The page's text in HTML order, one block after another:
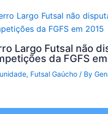
Largo Futsal não
da FGFS
, Futsal Gaúcho/ By